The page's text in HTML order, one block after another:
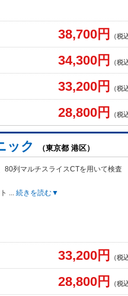
38,700円 （税
34,300円 （税
33,200円 （税
28,800円 （税
ック （東京都 港区）
80列マルチスライスCTを用いて検査
... 続きを読む▼
33,200円 （税
28,800円 （税